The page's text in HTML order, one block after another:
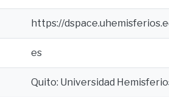
https://
es
Quito: Universidad